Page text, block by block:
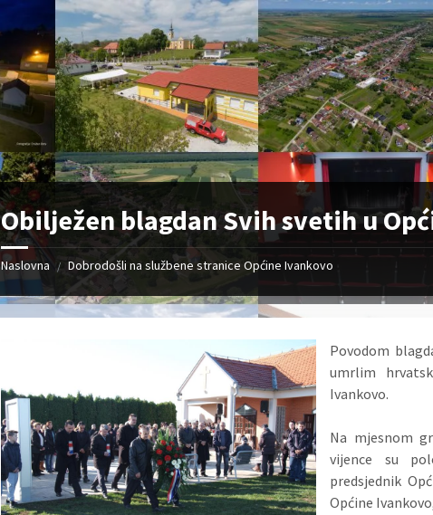
Obilježen blagdan Svih svetih u
Naslovna / Dobrodošli na službene stranice Općine Ivankovo
Povodom
umrlim
Ivankovo.
Na mjesnom
vijence su
predsjednik
Općine